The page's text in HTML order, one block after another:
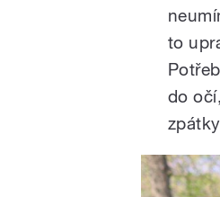
to
do